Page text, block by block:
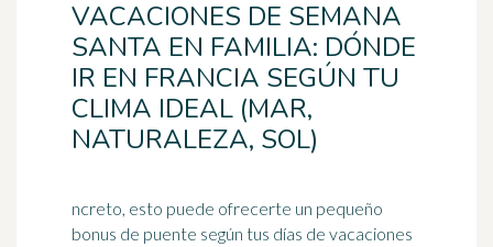
VACACIONES DE SEMANA
SANTA EN FAMILIA: DÓNDE
IR EN FRANCIA SEGÚN TU
CLIMA IDEAL (MAR,
NATURALEZA, SOL)
ncreto, esto puede ofrecerte un pequeño
bonus de puente según tus días de vacaciones